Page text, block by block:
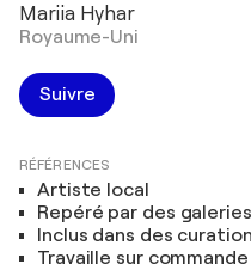
Mariia Hyhar
Royaume-Uni
Suivre
RÉFÉRENCES
Artiste local
Repéré par des
Inclus dans des
Travaille sur commande